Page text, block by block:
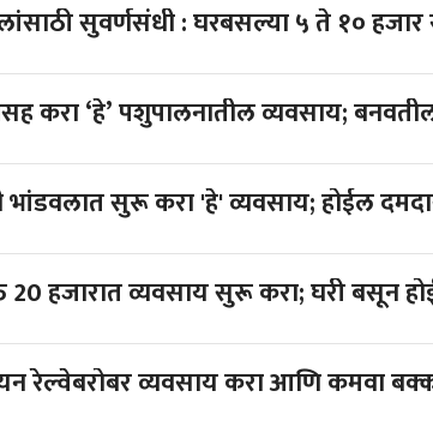
महिलांसाठी सुवर्णसंधी : घरबसल्या
शेतीसह करा ‘हे’
कमी भांडवलात सुरू करा 'हे'
रेल्वेबरोबर व्यवसाय करा आणि कमवा